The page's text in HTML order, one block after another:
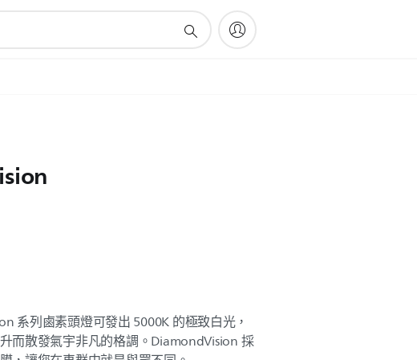
系列鹵素頭燈可發出 5000K 的極致白光，
而散發氣宇非凡的格調。DiamondVision 採